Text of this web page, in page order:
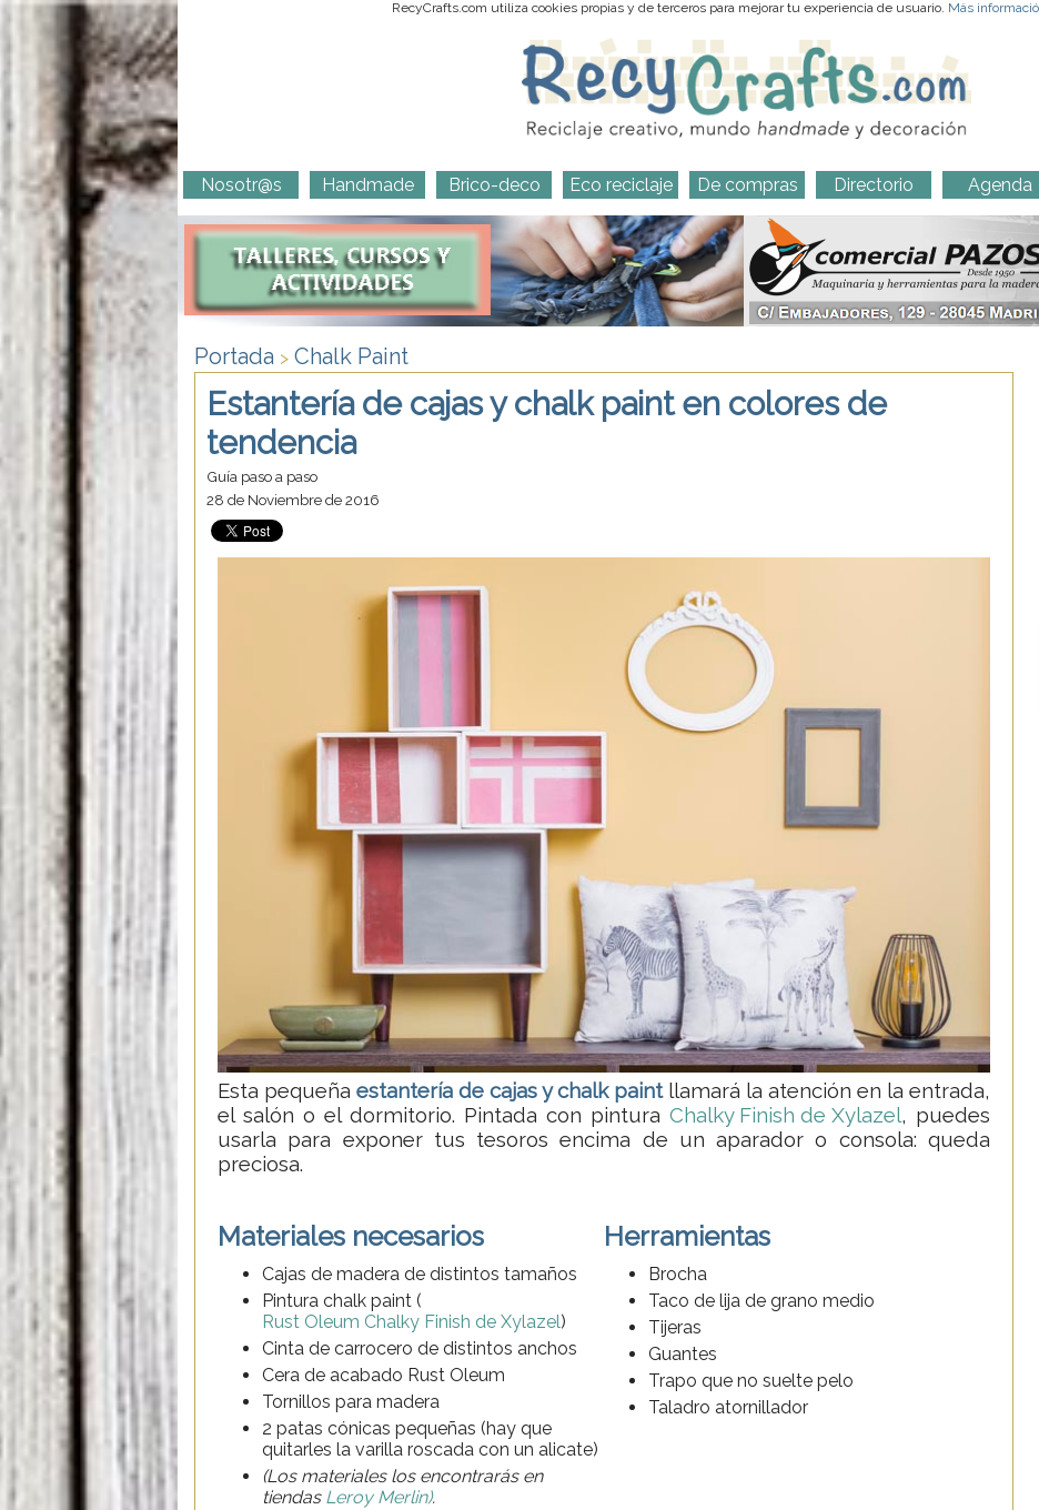
RecyCrafts.com utiliza cookies propias y de terceros para mejorar tu experiencia de usuario. Más
Nosotr@s Handmade Brico-deco Eco reciclaje De compras Directorio Agenda
Portada > Chalk Paint
Estantería de cajas y chalk paint en colores de
tendencia
Guía paso a paso
28 de Noviembre de 2016
Esta pequeña estantería de cajas y chalk paintllamará la atención en la entrada,
el salón o el dormitorio. Pintada con pintura Chalky Finish de Xylazel, puedes
usarla para exponer tus tesoros encima de un aparador o consola: queda
preciosa.
Materiales necesarios
Cajas de madera de distintos tamaños
Pintura chalk paint (
Rust Oleum Chalky Finish de Xylazel)
Cinta de carrocero de distintos anchos
Cera de acabado Rust Oleum
Tornillos para madera
2 patas cónicas pequeñas (hay que
quitarles la varilla roscada con un alicate)
(Los materiales los encontrarás en
tiendas Leroy Merlin).
Herramientas
Brocha
Taco de lija de grano medio
Tijeras
Guantes
Trapo que no suelte pelo
Taladro atornillador